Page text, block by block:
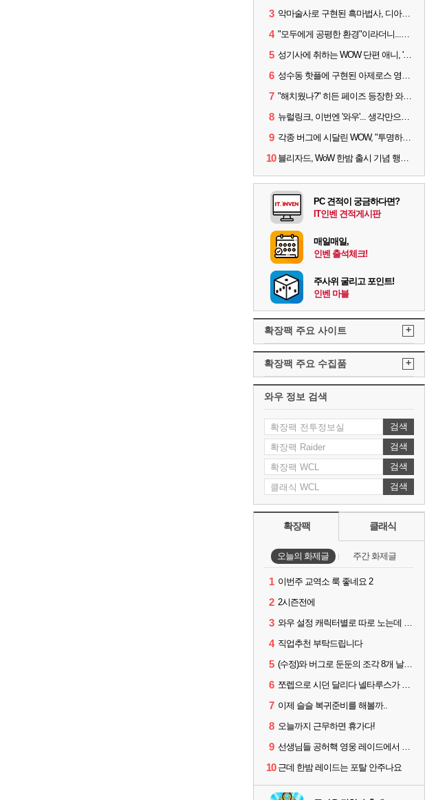
3 악마술사로 구현된 흑마법사, 디아4 x 와우 콜라보 살펴보기
4 "모두에게 공평한 환경"이라더니...여전히 살아있는 애드온
5 성기사에 취하는 WOW 단편 애니, '신성한 모든 것'
6 성수동 핫플에 구현된 아제로스 영웅들의 안식처, WoW 홈스윗홈
7 "해치웠나?" 히든 페이즈 등장한 와우 '한밤', 세계 최초 킬은 '팀 리퀴드'
8 뉴럴링크, 이번엔 '와우'... 생각만으로 게임하는 시대 성큼
9 각종 버그에 시달린 WOW, "투명하고 신속한 소통과 대응 약속"
10 블리자드, WoW 한밤 출시 기념 행사 '홈스윗홈' 28일 개최
PC 견적이 궁금하다면?
IT인벤 견적게시판
매일매일,
인벤 출석체크!
주사위 굴리고 포인트!
인벤 마블
확장팩 주요 사이트 +
확장팩 주요 수집품 +
와우 정보 검색
검색
검색
검색
검색
확장팩 클래식
오늘의 화제글 주간 화제글
1 이번주 교역소 룩 좋네요 2
2 2시즌전에
3 와우 설정 캐릭터별로 따로 노는데 통일시키는법 있나요
4 직업추천 부탁드립니다
5 (수정)와 버그로 둔둔의 조각 8개 날라갔다
6 쪼렙으로 시던 달리다 넬타루스가 나오면 긴장해야 할 몹
7 이제 슬슬 복귀준비를 해볼까..
8 오늘까지 근무하면 휴가다!
9 선생님들 공허핵 영웅 레이드에서 굴리면 영웅템 인거죠?
10 근데 한밤 레이드는 포탈 안주나요